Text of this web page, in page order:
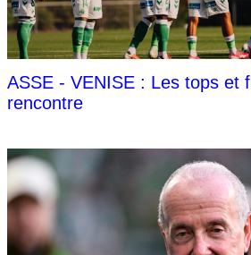
ASSE - VENISE : Les tops et
rencontre